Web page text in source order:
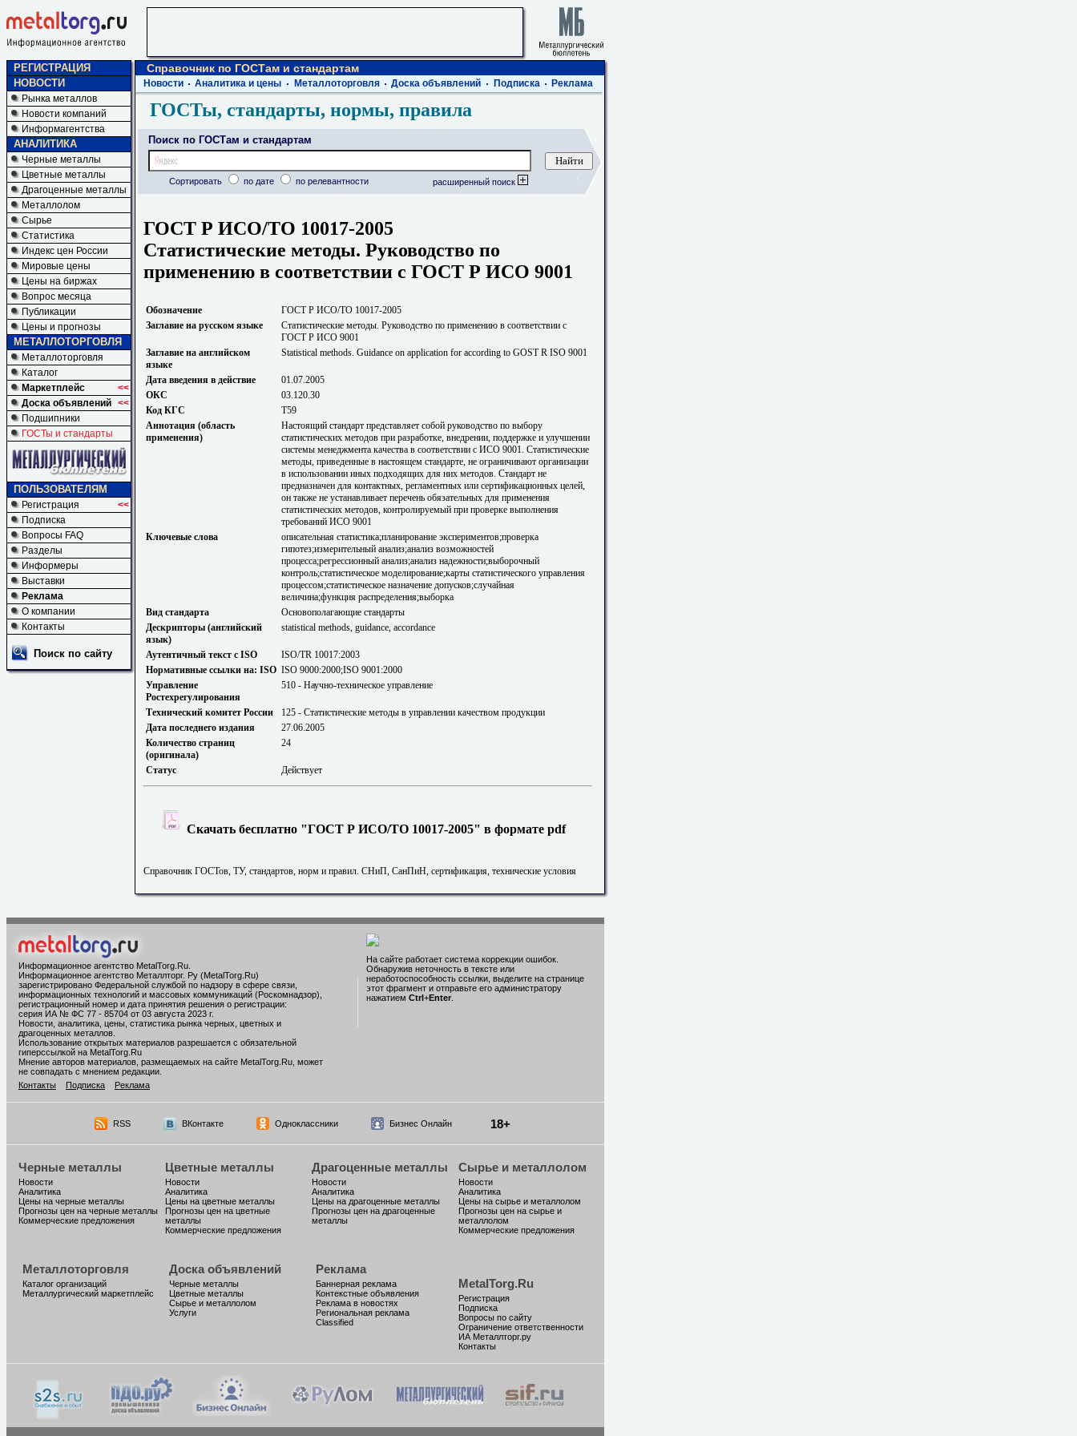
РЕГИСТРАЦИЯ
НОВОСТИ
Рынка металлов
Новости компаний
Информагентства
АНАЛИТИКА
Черные металлы
Цветные металлы
Драгоценные металлы
Металлолом
Сырье
Статистика
Индекс цен России
Мировые цены
Цены на биржах
Вопрос месяца
Публикации
Цены и прогнозы
МЕТАЛЛОТОРГОВЛЯ
Металлоторговля
Каталог
Маркетплейс
<<
Доска объявлений <<
Подшипники
ГОСТы и стандарты
ПОЛЬЗОВАТЕЛЯМ
Регистрация
<<
Подписка
Вопросы FAQ
Разделы
Информеры
Выставки
Реклама
О компании
Контакты
Поиск по сайту
Справочник по ГОСТам и стандартам
Новости Аналитика и цены Металлоторговля Доска объявлений Подписка Реклама
ГОСТы, стандарты, нормы, правила
Поиск по ГОСТам и стандартам
Сортировать по дате по релевантности расширенный поиск
ГОСТ Р ИСО/ТО 10017-2005
Статистические методы. Руководство по
применению в соответствии с ГОСТ Р ИСО 9001
Обозначение
ГОСТ Р ИСО/ТО 10017-2005
Заглавие на русском языке
Статистические методы. Руководство по применению в соответствии с
ГОСТ Р ИСО 9001
Заглавие на английском
языке
Statistical methods. Guidance on application for according to GOST R ISO 9001
Дата введения в действие
01.07.2005
ОКС
03.120.30
Код КГС
Т59
Аннотация (область
применения)
Настоящий стандарт представляет собой руководство по выбору
статистических методов при разработке, внедрении, поддержке и улучшении
системы менеджмента качества в соответствии с ИСО 9001. Статистические
методы, приведенные в настоящем стандарте, не ограничивают организации
в использовании иных подходящих для них методов. Стандарт не
предназначен для контактных, регламентных или сертификационных целей,
он также не устанавливает перечень обязательных для применения
статистических методов, контролируемый при проверке выполнения
требований ИСО 9001
Ключевые слова
описательная статистика;планирование экспериментов;проверка
гипотез;измерительный анализ;анализ возможностей
процесса;регрессионный анализ;анализ надежности;выборочный
контроль;статистическое моделирование;карты статистического управления
процессом;статистическое назначение допусков;случайная
величина;функция распределения;выборка
Вид стандарта
Основополагающие стандарты
Дескрипторы (английский
язык)
statistical methods, guidance, accordance
Аутентичный текст с ISO
ISO/TR 10017:2003
Нормативные ссылки на: ISO ISO 9000:2000;ISO 9001:2000
Управление
Ростехрегулирования
510 - Научно-техническое управление
Технический комитет России
125 - Статистические методы в управлении качеством продукции
Дата последнего издания
27.06.2005
Количество страниц
(оригинала)
24
Статус Действует
Скачать бесплатно "ГОСТ Р ИСО/ТО 10017-2005" в формате pdf
Справочник ГОСТов, ТУ, стандартов, норм и правил. СНиП, СанПиН, сертификация, технические условия
Информационное агентство MetalTorg.Ru
Информационное агентство Металлторг. Ру (MetalTorg.Ru)
зарегистрировано Федеральной службой по надзору в сфере связи,
информационных технологий и массовых коммуникаций (Роскомнадзор),
регистрационный номер и дата принятия решения о регистрации:
серия ИА № ФС 77 - 85704 от 03 августа 2023 г.
Новости, аналитика, цены, статистика рынка черных, цветных и
драгоценных металлов.
Использование открытых материалов разрешается с обязательной
гиперссылкой на MetalTorg.Ru
Мнение авторов материалов, размещаемых на сайте MetalTorg.Ru, может
не совпадать с мнением редакции.
Контакты
Подписка Реклама
На сайте работает система коррекции ошибок.
Обнаружив неточность в тексте или
неработоспособность ссылки, выделите на странице
этот фрагмент и отправьте его администратору
нажатием Ctrl+Enter
RSS ВКонтакте Одноклассники Бизнес Онлайн 18+
Черные металлы
Новости
Аналитика
Цены на черные металлы
Прогнозы цен на черные металлы
Коммерческие предложения
Цветные металлы
Новости
Аналитика
Цены на цветные металлы
Прогнозы цен на цветные
металлы
Коммерческие предложения
Драгоценные металлы
Новости
Аналитика
Цены на драгоценные металлы
Прогнозы цен на драгоценные
металлы
Сырье и металлолом
Новости
Аналитика
Цены на сырье и металлолом
Прогнозы цен на сырье и
металлолом
Коммерческие предложения
Металлоторговля
Каталог организаций
Металлургический маркетплейс
Доска объявлений
Черные металлы
Цветные металлы
Сырье и металлолом
Услуги
Реклама
Баннерная реклама
Контекстные объявления
Реклама в новостях
Региональная реклама
Classified
MetalTorg.Ru
Регистрация
Подписка
Вопросы по сайту
Ограничение ответственности
ИА Металлторг.ру
Контакты